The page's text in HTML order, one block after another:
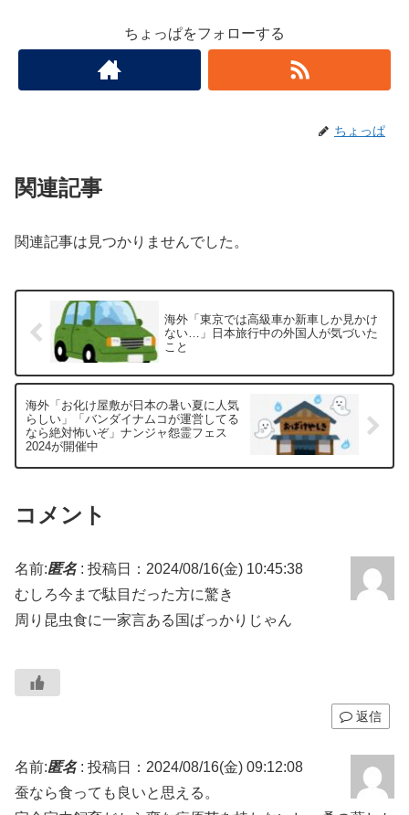
ちょっぱをフォローする
ちょっぱ
関連記事
関連記事は見つかりませんでした。
海外「東京では高級車か新車しか見かけ
ない…」日本旅行中の外国人が気づいた
こと
海外「お化け屋敷が日本の暑い夏に人気
らしい」「バンダイナムコが運営してる
なら絶対怖いぞ」ナンジャ怨霊フェス
2024が開催中
コメント
名前:匿名: 投稿日：2024/08/16(金) 10:45:38
むしろ今まで駄目だった方に驚き
周り昆虫食に一家言ある国ばっかりじゃん
返信
名前:匿名: 投稿日：2024/08/16(金) 09:12:08
蚕なら食っても良いと思える。